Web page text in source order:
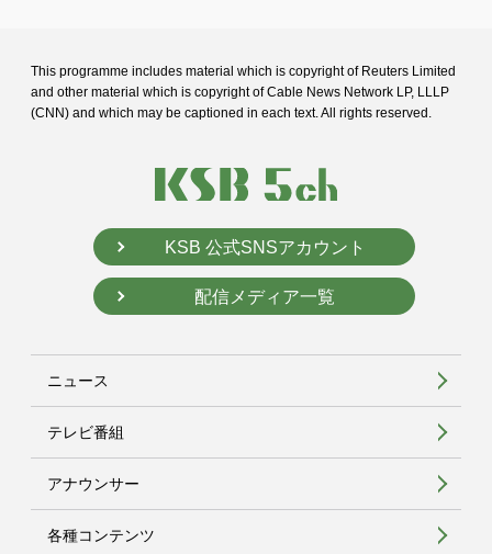
This programme includes material which is copyright of Reuters Limited
and other material which is copyright of Cable News Network LP, LLLP
(CNN) and which may be captioned in each text. All rights reserved.
KSB 公式SNSアカウント
配信メディア一覧
ニュース
テレビ番組
アナウンサー
各種コンテンツ